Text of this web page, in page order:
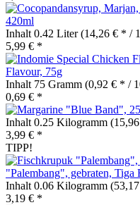
420ml
Inhalt 0.42 Liter(14,26 € * /
5,99 € *
Flavour, 75g
Inhalt 75 Gramm (0,92 € * /
0,69 € *
Inhalt 0.25 Kilogramm
3,99 € *
TIPP!
"Palembang", gebraten, Tiga
Inhalt 0.06 Kilogramm
3,19 € *